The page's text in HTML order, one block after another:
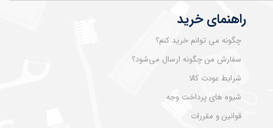
راهنمای خرید
چگونه می توانم خرید کنم؟
سفارش من چگونه ارسال می‌شود؟
شرایط عودت کالا
شیوه های پرداخت وجه
قوانین و مقررات